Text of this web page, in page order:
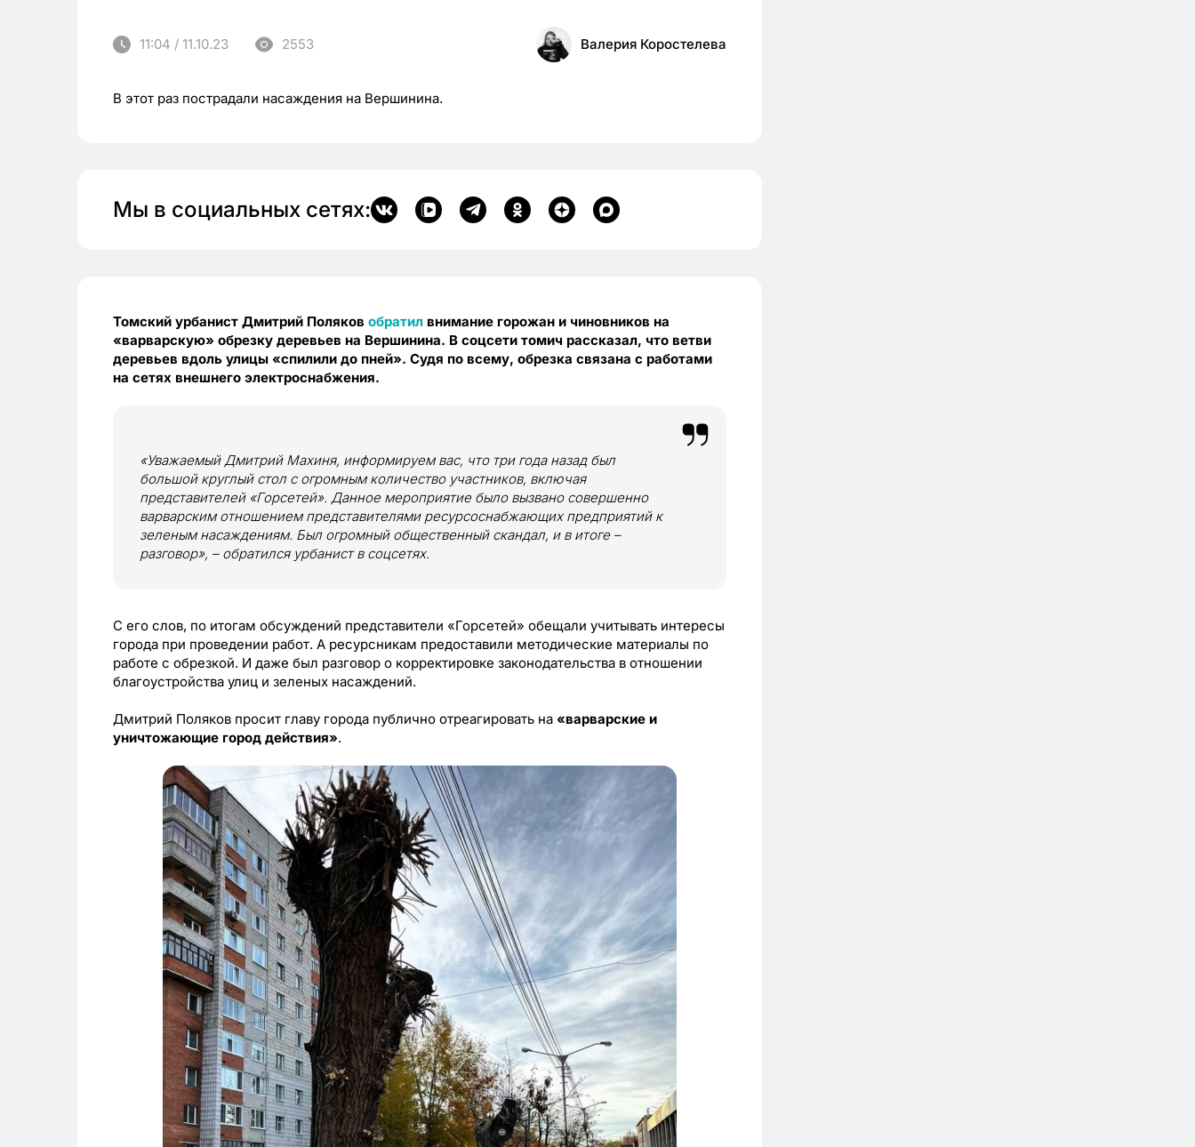
11:04 / 11.10.23 2553 Валерия Коростелева
В этот раз пострадали насаждения на Вершинина.
Мы в социальных сетях:
Томский урбанист Дмитрий Поляков обратил внимание горожан и чиновников на
«варварскую» обрезку деревьев на Вершинина. В соцсети томич рассказал, что ветви
деревьев вдоль улицы «спилили до пней». Судя по всему, обрезка связана с работами
на сетях внешнего электроснабжения.
«Уважаемый Дмитрий Махиня, информируем вас, что три года назад был
большой круглый стол с огромным количество участников, включая
представителей «Горсетей». Данное мероприятие было вызвано совершенно
варварским отношением представителями ресурсоснабжающих предприятий к
зеленым насаждениям. Был огромный общественный скандал, и в итоге –
разговор», – обратился урбанист в соцсетях.
С его слов, по итогам обсуждений представители «Горсетей» обещали учитывать интересы
города при проведении работ. А ресурсникам предоставили методические материалы по
работе с обрезкой. И даже был разговор о корректировке законодательства в отношении
благоустройства улиц и зеленых насаждений.
Дмитрий Поляков просит главу города публично отреагировать на «варварские и
уничтожающие город действия».